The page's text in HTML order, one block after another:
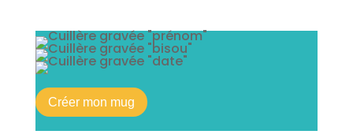
Créer mon mug